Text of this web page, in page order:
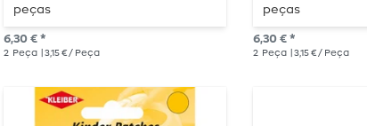
peças
6,30 € *
2 Peça | 3,15 € / Peça
peças
6,30 € *
2 Peça | 3,15 € / Peça